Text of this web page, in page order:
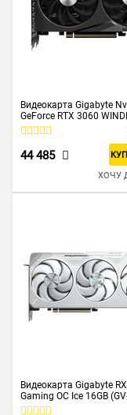
Видеокарта Gigabyte
GeForce RTX 3060
OC (GV-N3060WF2OC-
12288Mb PCI-E 4.0 192
1792/15000 HDMIx2
Ret
44 485
ХОЧУ
Видеокарта Gigabyte
Gaming OC Ice 16GB
R907XGAMINGOCICE-